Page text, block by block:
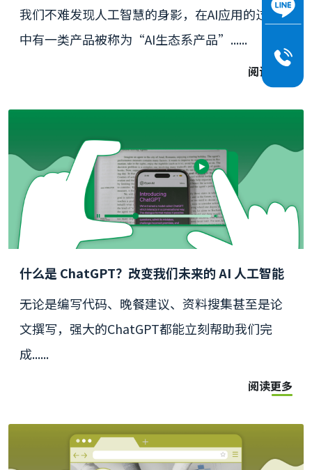
我们不难发现人工智慧的身影，在AI应用的过程
中有一类产品被称为“AI生态系产品”......
阅读更多
什么是 ChatGPT？改变我们未来的 AI 人工智能
无论是编写代码、晚餐建议、资料搜集甚至是论
文撰写，强大的ChatGPT都能立刻帮助我们完
成......
阅读更多